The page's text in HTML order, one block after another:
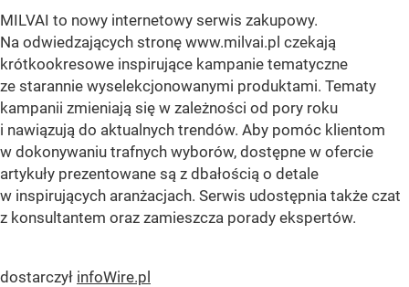
MILVAI to nowy internetowy serwis zakupowy.
Na odwiedzających stronę www.milvai.pl czekają
krótkookresowe inspirujące kampanie tematyczne
ze starannie wyselekcjonowanymi produktami. Tematy
kampanii zmieniają się w zależności od pory roku
i nawiązują do aktualnych trendów. Aby pomóc klientom
w dokonywaniu trafnych wyborów, dostępne w ofercie
artykuły prezentowane są z dbałością o detale
w inspirujących aranżacjach. Serwis udostępnia także czat
z konsultantem oraz zamieszcza porady ekspertów.
dostarczył infoWire.pl